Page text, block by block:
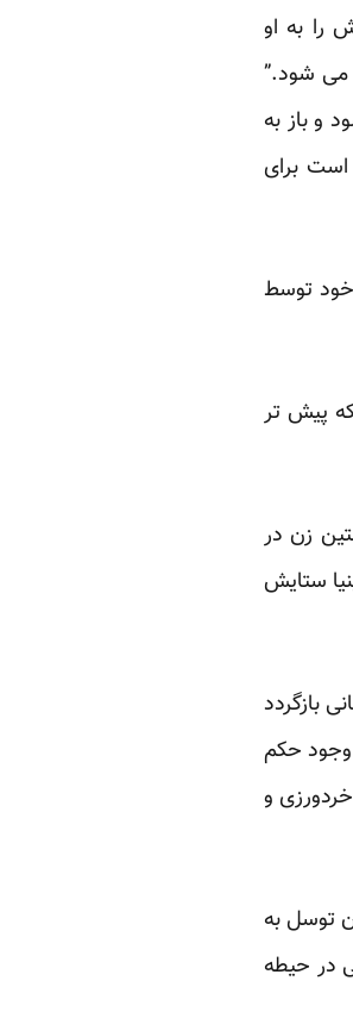
را به او
می شود.”
و باز به
برای
خود توسط
پیش تر
زن در
ستایش
بازگردد
وجود حکم
و
توسل به
در حیطه